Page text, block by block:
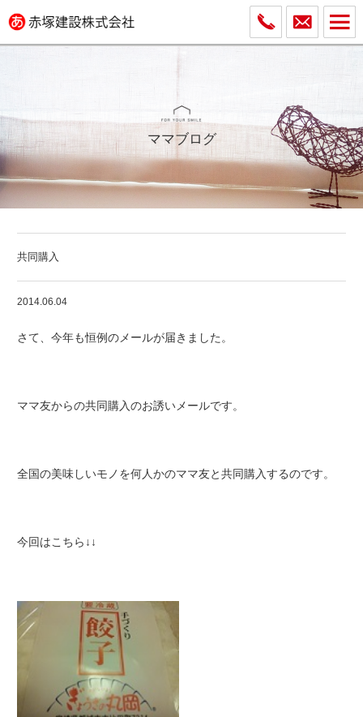
ママブログ
共同購入
2014.06.04
さて、今年も恒例のメールが届きました。
ママ友からの共同購入のお誘いメールです。
全国の美味しいモノを何人かのママ友と共同購入するのです。
今回はこちら↓↓